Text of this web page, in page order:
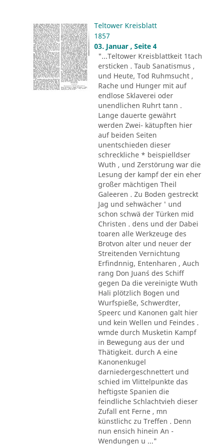
Teltower Kreisblatt
1857
03. Januar , Seite 4
"...Teltower Kreisblattkeit 1tach
ersticken . Taub Sanatismus ,
und Heute, Tod Ruhmsucht ,
Rache und Hunger mit auf
endlose Sklaverei oder
unendlichen Ruhrt tann .
Lange dauerte gewährt
werden Zwei- kätupften hier
auf beiden Seiten
unentschieden dieser
schreckliche * beispielldser
Wuth , und Zerstörung war die
Lesung der kampf der ein eher
großer mächtigen Theil
Galeeren . Zu Boden gestreckt
Jag und sehwächer ' und
schon schwä der Türken mid
Christen . dens und der Dabei
toaren alle Werkzeuge des
Brotvon alter und neuer der
Streitenden Vernichtung
Erfindnnig, Entenharen , Auch
rang Don Juan´s des Schiff
gegen Da die vereinigte Wuth
Hali plötzlich Bogen und
Wurfspieße, Schwerdter,
Speerc und Kanonen galt hier
und kein Wellen und Feindes .
wmde durch Musketin Kampf
in Bewegung aus der und
Thätigkeit. durch A eine
Kanonenkugel
darniedergeschnettert und
schied im Vlittelpunkte das
heftigste Spanien die
feindliche Schlachtvieh dieser
Zufall ent Ferne , mn
künstlichc zu Treffen . Denn
nun ensich hinein An -
Wendungen u ..."